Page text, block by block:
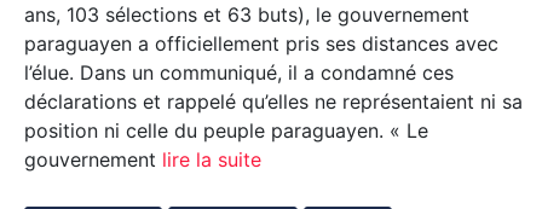
ans, 103 sélections et 63 buts), le gouvernement
paraguayen a officiellement pris ses distances avec
l’élue. Dans un communiqué, il a condamné ces
déclarations et rappelé qu’elles ne représentaient ni sa
position ni celle du peuple paraguayen. « Le
gouvernement lire la suite